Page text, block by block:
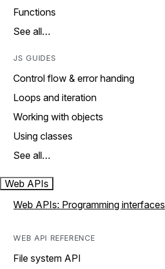
Functions
See all…
JS GUIDES
Control flow & error handing
Loops and iteration
Working with objects
Using classes
See all…
Web APIs
Web APIs: Programming interfaces
WEB API REFERENCE
File system API